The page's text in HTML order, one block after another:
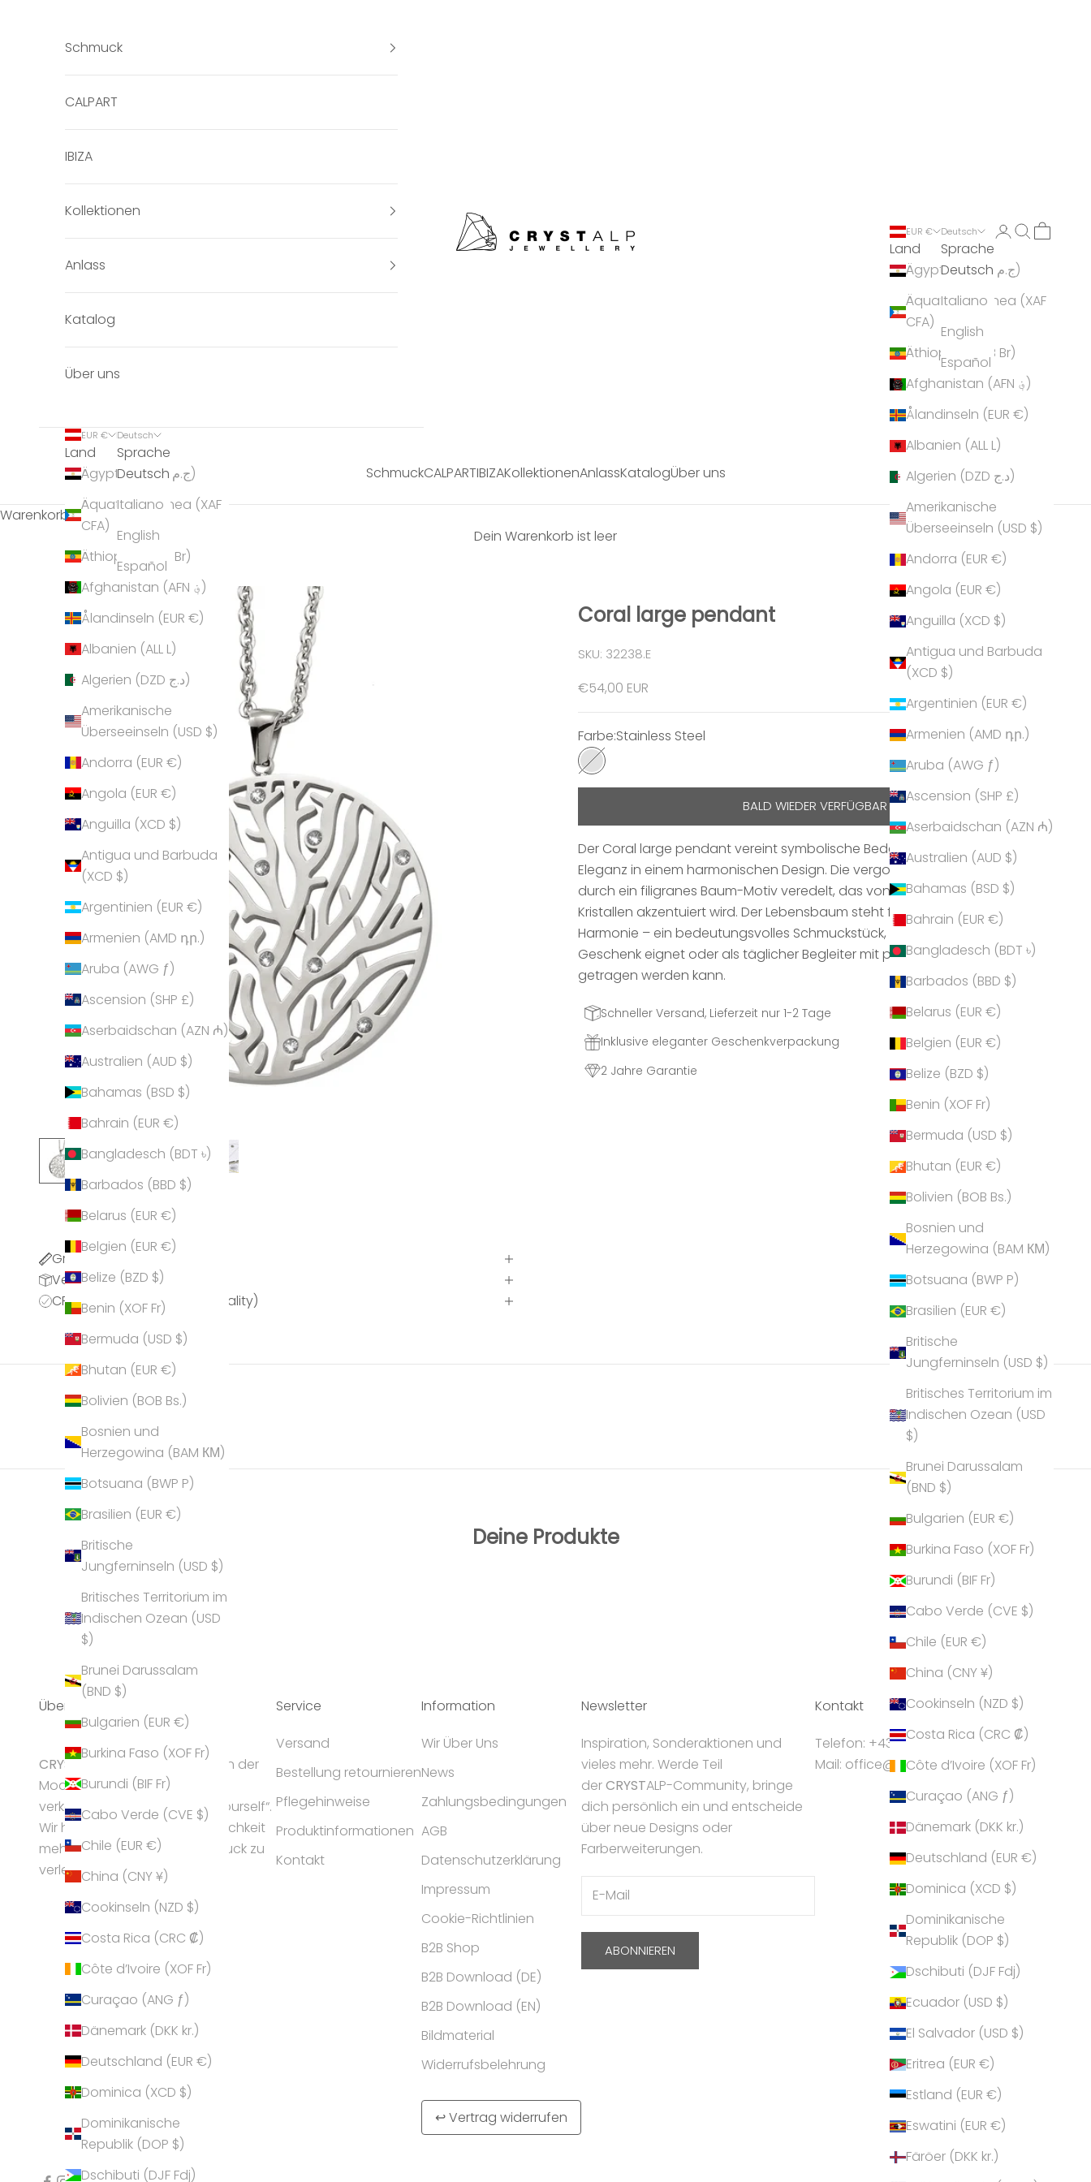
crystalpjewelry
SchmuckCALPARTIBIZAKollektionenAnlassKatalogÜber uns
EUR €
Land
Ägypten (EGP ج.م)
Äquatorialguinea (XAF
CFA)
Äthiopien (ETB Br)
Afghanistan (AFN ؋)
Ålandinseln (EUR €)
Albanien (ALL L)
Algerien (DZD د.ج)
Amerikanische
Überseeinseln (USD $)
Andorra (EUR €)
Angola (EUR €)
Anguilla (XCD $)
Antigua und Barbuda
(XCD $)
Argentinien (EUR €)
Armenien (AMD դր.)
Aruba (AWG ƒ)
Ascension (SHP £)
Aserbaidschan (AZN ₼)
Australien (AUD $)
Bahamas (BSD $)
Bahrain (EUR €)
Bangladesch (BDT ৳)
Barbados (BBD $)
Belarus (EUR €)
Belgien (EUR €)
Belize (BZD $)
Benin (XOF Fr)
Bermuda (USD $)
Bhutan (EUR €)
Bolivien (BOB Bs.)
Bosnien und
Herzegowina (BAM КМ)
Botsuana (BWP P)
Brasilien (EUR €)
Britische
Jungferninseln (USD $)
Britisches Territorium im
Indischen Ozean (USD
$)
Brunei Darussalam
(BND $)
Bulgarien (EUR €)
Burkina Faso (XOF Fr)
Burundi (BIF Fr)
Cabo Verde (CVE $)
Chile (EUR €)
China (CNY ¥)
Cookinseln (NZD $)
Costa Rica (CRC ₡)
Côte d’Ivoire (XOF Fr)
Curaçao (ANG ƒ)
Dänemark (DKK kr.)
Deutschland (EUR €)
Dominica (XCD $)
Dominikanische
Republik (DOP $)
Dschibuti (DJF Fdj)
Ecuador (USD $)
El Salvador (USD $)
Eritrea (EUR €)
Estland (EUR €)
Eswatini (EUR €)
Färöer (DKK kr.)
Deutsch
Sprache
Deutsch
Italiano
English
Español
Anmelden
Suchen
Schmuck
CALPART
IBIZA
Kollektionen
Anlass
Katalog
Über uns
EUR €
Land
Ägypten (EGP ج.م)
Äquatorialguinea (XAF
CFA)
Äthiopien (ETB Br)
Afghanistan (AFN ؋)
Ålandinseln (EUR €)
Albanien (ALL L)
Algerien (DZD د.ج)
Amerikanische
Überseeinseln (USD $)
Andorra (EUR €)
Angola (EUR €)
Anguilla (XCD $)
Antigua und Barbuda
(XCD $)
Argentinien (EUR €)
Armenien (AMD դր.)
Aruba (AWG ƒ)
Ascension (SHP £)
Aserbaidschan (AZN ₼)
Australien (AUD $)
Bahamas (BSD $)
Bahrain (EUR €)
Bangladesch (BDT ৳)
Barbados (BBD $)
Belarus (EUR €)
Belgien (EUR €)
Belize (BZD $)
Benin (XOF Fr)
Bermuda (USD $)
Bhutan (EUR €)
Bolivien (BOB Bs.)
Bosnien und
Herzegowina (BAM КМ)
Botsuana (BWP P)
Brasilien (EUR €)
Britische
Jungferninseln (USD $)
Britisches Territorium im
Indischen Ozean (USD
$)
Brunei Darussalam
(BND $)
Bulgarien (EUR €)
Burkina Faso (XOF Fr)
Burundi (BIF Fr)
Cabo Verde (CVE $)
Chile (EUR €)
China (CNY ¥)
Cookinseln (NZD $)
Costa Rica (CRC ₡)
Côte d’Ivoire (XOF Fr)
Curaçao (ANG ƒ)
Dänemark (DKK kr.)
Deutschland (EUR €)
Dominica (XCD $)
Dominikanische
Republik (DOP $)
Dschibuti (DJF Fdj)
Deutsch
Sprache
Deutsch
Italiano
English
Español
Warenkorb
Dein Warenkorb ist leer
Coral large pendant
SKU: 32238.E
Angebot
€54,00 EUR
Farbe:Stainless Steel
Stainless Steel
BALD WIEDER VERFÜGBAR
Der Coral large pendant vereint symbolische Bedeutung und stilvolle
Eleganz in einem harmonischen Design. Die vergoldete Oberfläche wird
durch ein filigranes Baum-Motiv veredelt, das von zarten funkelnden
Kristallen akzentuiert wird. Der Lebensbaum steht für Kraft, Wachstum und
Harmonie – ein bedeutungsvolles Schmuckstück, das sich perfekt als
Geschenk eignet oder als täglicher Begleiter mit positiver Symbolkraft
getragen werden kann.
Schneller Versand, Lieferzeit nur 1-2 Tage
Inklusive eleganter Geschenkverpackung
2 Jahre Garantie
Größentabelle
Versandinformationen
CPQ (CRYSTALP Premium Quality)
Deine Produkte
Über Uns
CRYSTALP gilt als Geheimtipp in der
Modeschmuck-Branche und
verkörpert die Idee „express yourself“.
Wir helfen Frauen ihrer Persönlichkeit
mehr Ausstrahlung und Ausdruck zu
verleihen.
Service
Versand
Bestellung retournieren
Pflegehinweise
Produktinformationen
Kontakt
Information
Wir Über Uns
News
Zahlungsbedingungen
AGB
Datenschutzerklärung
Impressum
Cookie-Richtlinien
B2B Shop
B2B Download (DE)
B2B Download (EN)
Bildmaterial
Widerrufsbelehrung
↩ Vertrag widerrufen
Newsletter
Inspiration, Sonderaktionen und
vieles mehr. Werde Teil
derCRYSTALP-Community, bringe
dich persönlich ein und entscheide
über neue Designs oder
Farberweiterungen.
ABONNIEREN
Kontakt
Telefon: +43 5224 55550
Mail: office@crystalp.com